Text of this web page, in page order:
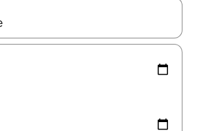
beschikbaar zijn, maak je een keuze